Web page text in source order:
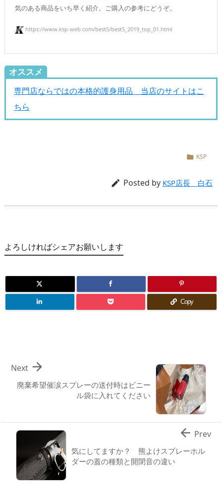
気のある商品をいち早く紹介。ご購入の参考にどうぞ。
https://www.ksp-web.com/best5/best5_2019_top_01.html
オススメ
専門店ならではの本格的護身用品 当店のサイトはこ
ちら
 KSP
 Posted by KSP店長 白石
よろしければシェアお願いします
Copy
廃棄希望催涙スプレーの送付時はビニー
ル袋に入れてください

Next
気にしてますか？ 熊よけスプレーホル
ダーの蓋の種類と開閉音の違い
 Prev